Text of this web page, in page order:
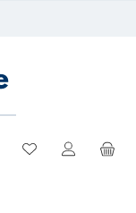
Du hast 0